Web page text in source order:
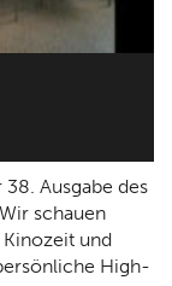
Ausgabe des
schauen
und
High-